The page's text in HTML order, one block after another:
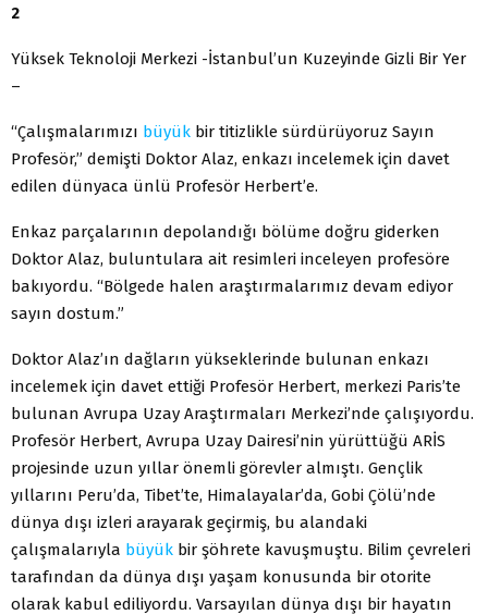
2
Yüksek Teknoloji Merkezi -İstanbul’un Kuzeyinde Gizli Bir Yer
–
“Çalışmalarımızı büyük bir titizlikle sürdürüyoruz Sayın
Profesör,” demişti Doktor Alaz, enkazı incelemek için davet
edilen dünyaca ünlü Profesör Herbert’e.
Enkaz parçalarının depolandığı bölüme doğru giderken
Doktor Alaz, buluntulara ait resimleri inceleyen profesöre
bakıyordu. “Bölgede halen araştırmalarımız devam ediyor
sayın dostum.”
Doktor Alaz’ın dağların yükseklerinde bulunan enkazı
incelemek için davet ettiği Profesör Herbert, merkezi Paris’te
bulunan Avrupa Uzay Araştırmaları Merkezi’nde çalışıyordu.
Profesör Herbert, Avrupa Uzay Dairesi’nin yürüttüğü ARİS
projesinde uzun yıllar önemli görevler almıştı. Gençlik
yıllarını Peru’da, Tibet’te, Himalayalar’da, Gobi Çölü’nde
dünya dışı izleri arayarak geçirmiş, bu alandaki
çalışmalarıyla büyük bir şöhrete kavuşmuştu. Bilim çevreleri
tarafından da dünya dışı yaşam konusunda bir otorite
olarak kabul ediliyordu. Varsayılan dünya dışı bir hayatın